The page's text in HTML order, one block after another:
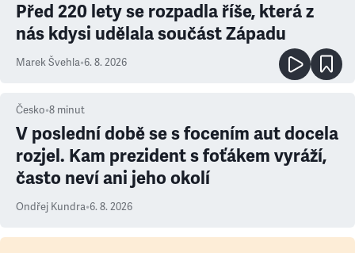
Před 220 lety se rozpadla říše, která z
nás kdysi udělala součást Západu
Marek Švehla•6. 8. 2026
Česko•8 minut
V poslední době se s focením aut docela
rozjel. Kam prezident s foťákem vyráží,
často neví ani jeho okolí
Ondřej Kundra•6. 8. 2026